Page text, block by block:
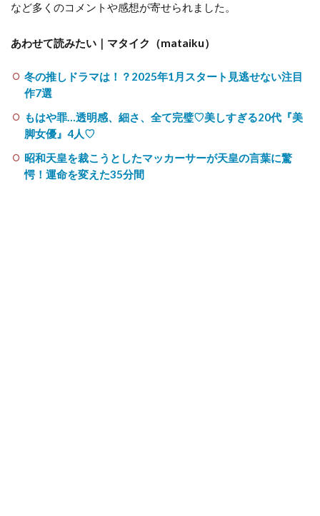
など多くのコメントや感想が寄せられました。
あわせて読みたい｜マタイク（mataiku）
冬の推しドラマは！？2025年1月スタート見逃せない注目
作7選
もはや罪…透明感、細さ、全て完璧♡美しすぎる20代『美
脚女優』4人♡
昭和天皇を裁こうとしたマッカーサーが天皇の言葉に驚
愕！運命を変えた35分間